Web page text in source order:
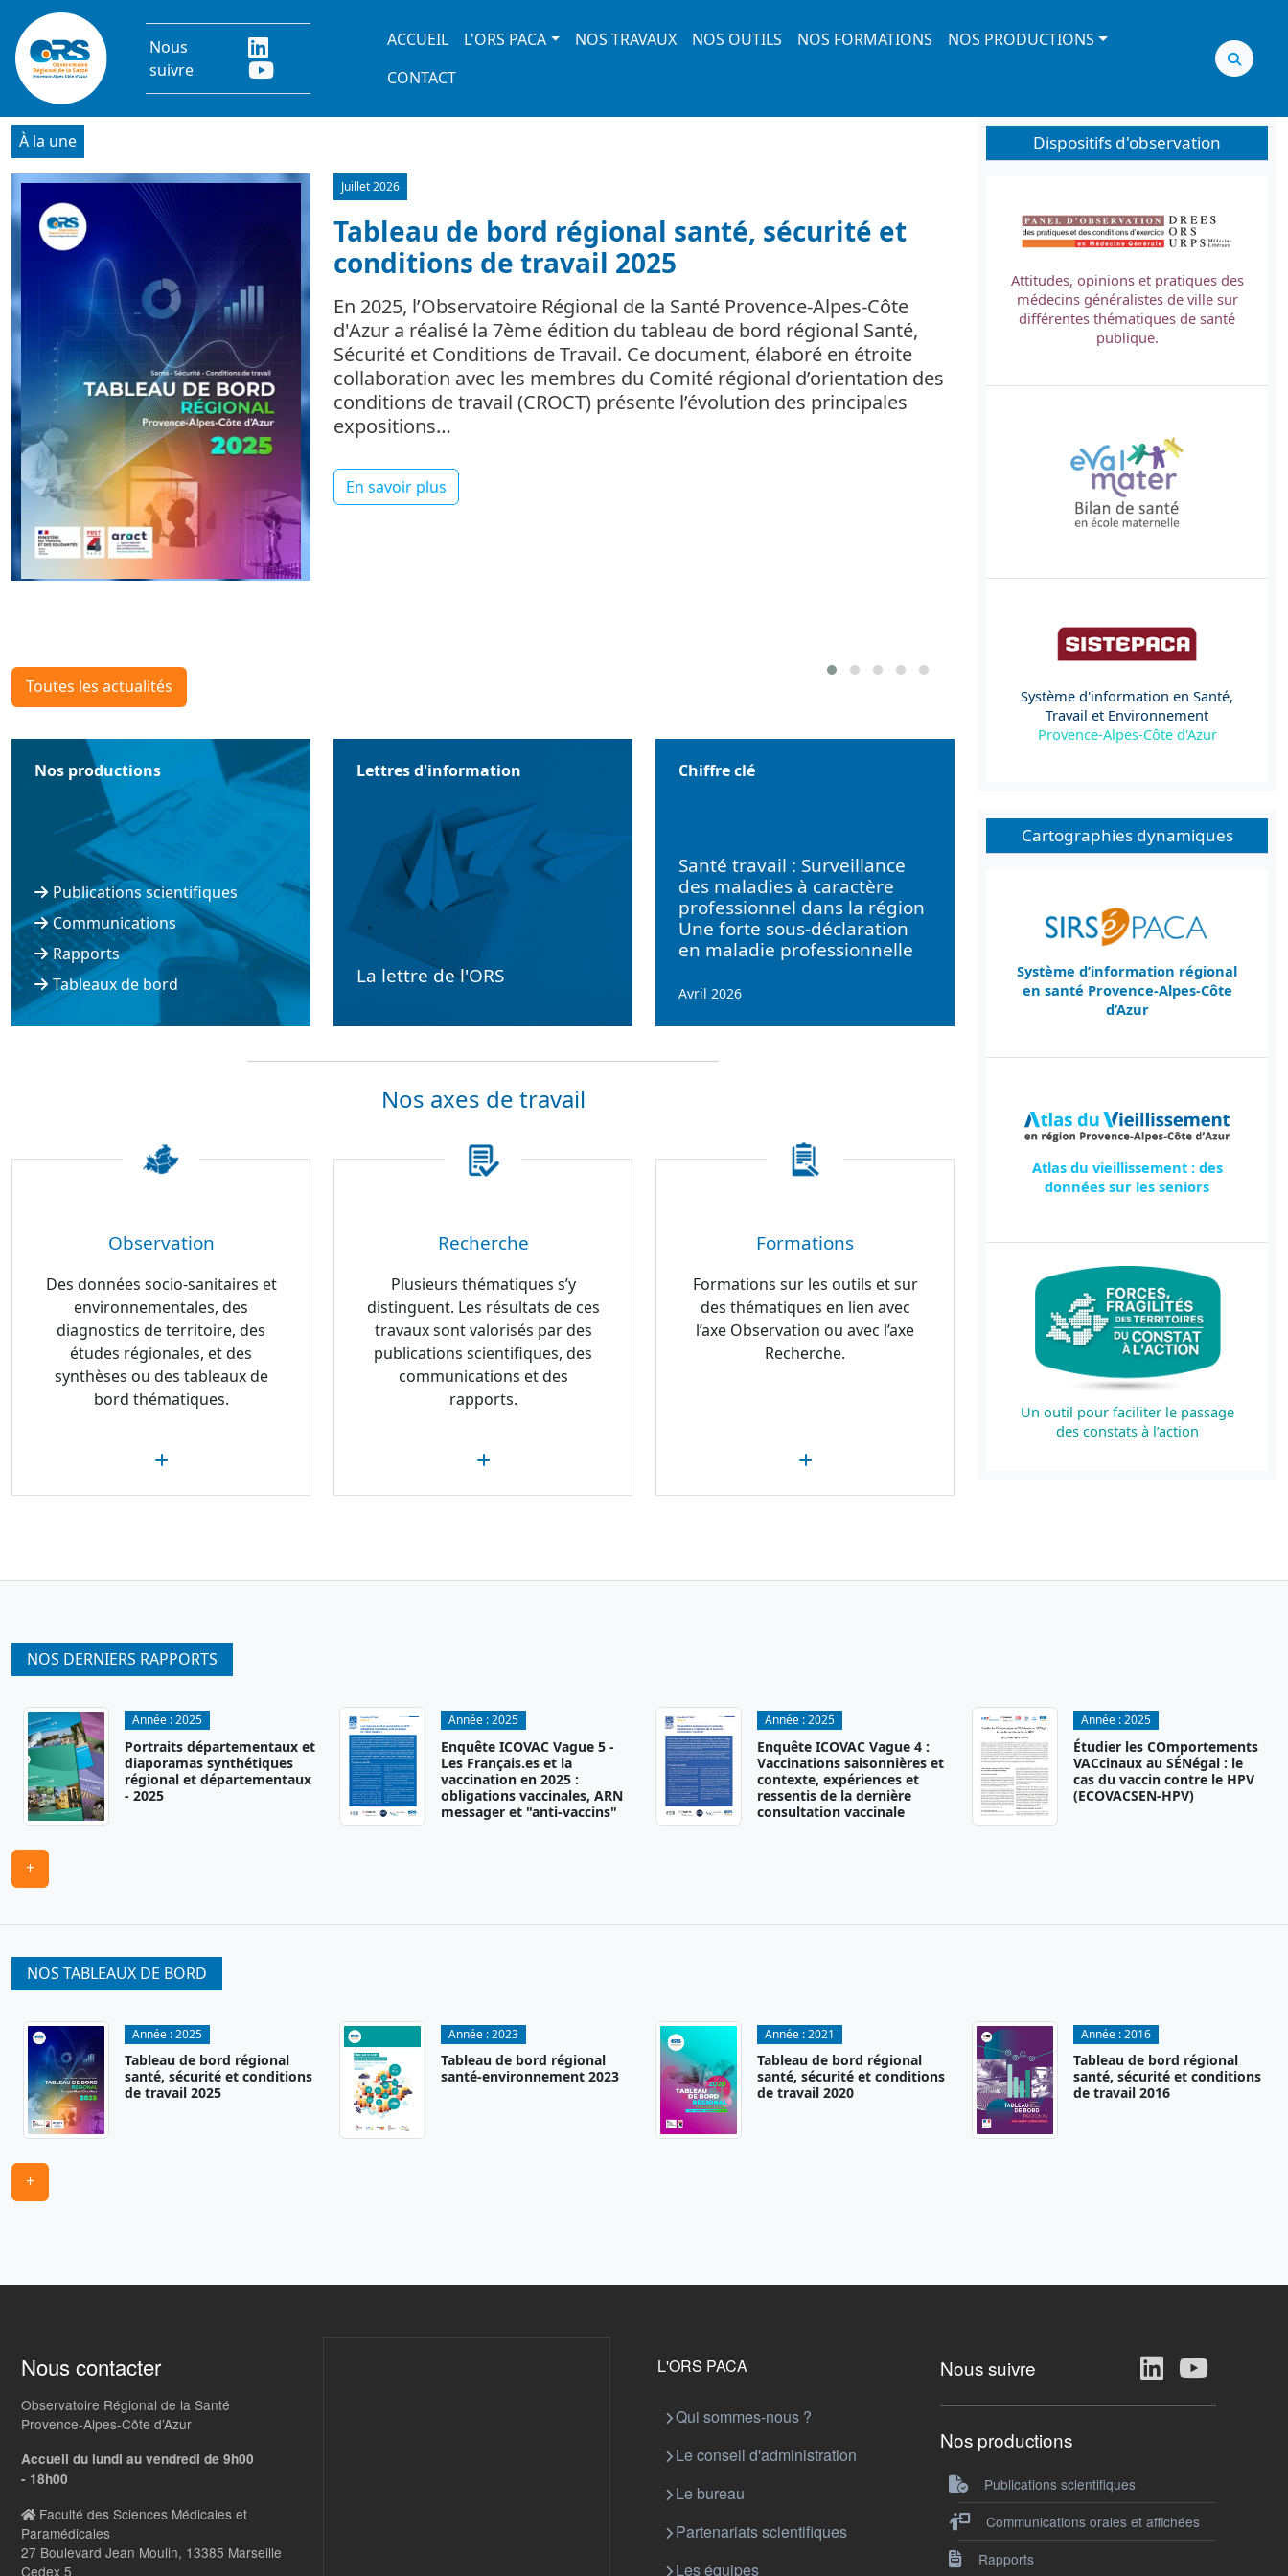
Aller au contenu principal
Nous
suivre
Main navigation
ACCUEIL L'ORS PACA NOS TRAVAUX NOS OUTILS NOS FORMATIONS
NOS PRODUCTIONS
CONTACT
À la une
Juillet 2026
Tableau de bord régional santé, sécurité et
conditions de travail 2025
En 2025, l’Observatoire Régional de la Santé Provence-Alpes-Côte
d'Azur a réalisé la 7ème édition du tableau de bord régional Santé,
Sécurité et Conditions de Travail. Ce document, élaboré en étroite
collaboration avec les membres du Comité régional d’orientation des
conditions de travail (CROCT) présente l’évolution des principales
expositions…
En savoir plus
Toutes les actualités
Nos productions
Publications scientifiques
Communications
Rapports
Tableaux de bord
Lettres d'information
La lettre de l'ORS
Chiffre clé
Santé travail : Surveillance
des maladies à caractère
professionnel dans la région
Une forte sous-déclaration
en maladie professionnelle
Avril 2026
Nos axes de travail
Observation
Des données socio-sanitaires et
environnementales, des
diagnostics de territoire, des
études régionales, et des
synthèses ou des tableaux de
bord thématiques.
Recherche
Plusieurs thématiques s’y
distinguent. Les résultats de ces
travaux sont valorisés par des
publications scientifiques, des
communications et des
rapports.
Formations
Formations sur les outils et sur
des thématiques en lien avec
l’axe Observation ou avec l’axe
Recherche.
Dispositifs d'observation
Attitudes, opinions et pratiques des
médecins généralistes de ville sur
différentes thématiques de santé
publique.
Système d'information en Santé,
Travail et Environnement
Provence-Alpes-Côte d'Azur
Cartographies dynamiques
Système d’information régional
en santé Provence-Alpes-Côte
d’Azur
Atlas du vieillissement : des
données sur les seniors
Un outil pour faciliter le passage
des constats à l’action
NOS DERNIERS RAPPORTS
Année :2025
Portraits départementaux et
diaporamas synthétiques
régional et départementaux
- 2025
Année :2025
Enquête ICOVAC Vague 5 -
Les Français.es et la
vaccination en 2025 :
obligations vaccinales, ARN
messager et "anti-vaccins"
Année :2025
Enquête ICOVAC Vague 4 :
Vaccinations saisonnières et
contexte, expériences et
ressentis de la dernière
consultation vaccinale
Année :2025
Étudier les COmportements
VACcinaux au SÉNégal : le
cas du vaccin contre le HPV
(ECOVACSEN-HPV)
+
NOS TABLEAUX DE BORD
Année :2025
Tableau de bord régional
santé, sécurité et conditions
de travail 2025
Année :2023
Tableau de bord régional
santé-environnement 2023
Année :2021
Tableau de bord régional
santé, sécurité et conditions
de travail 2020
Année :2016
Tableau de bord régional
santé, sécurité et conditions
de travail 2016
+
Nous contacter
Observatoire Régional de la Santé
Provence-Alpes-Côte d’Azur
Accueil du lundi au vendredi de 9h00
- 18h00
Faculté des Sciences Médicales et
Paramédicales
27 Boulevard Jean Moulin, 13385 Marseille
Cedex 5
L'ORS PACA
Qui sommes-nous ?
Le conseil d'administration
Le bureau
Partenariats scientifiques
Les équipes
Nous suivre
Nos productions
Publications scientifiques
Communications orales et affichées
Rapports